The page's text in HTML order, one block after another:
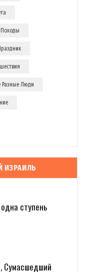
Разные Люди
ИЗРАИЛЬ
ступень
Сумасшедший